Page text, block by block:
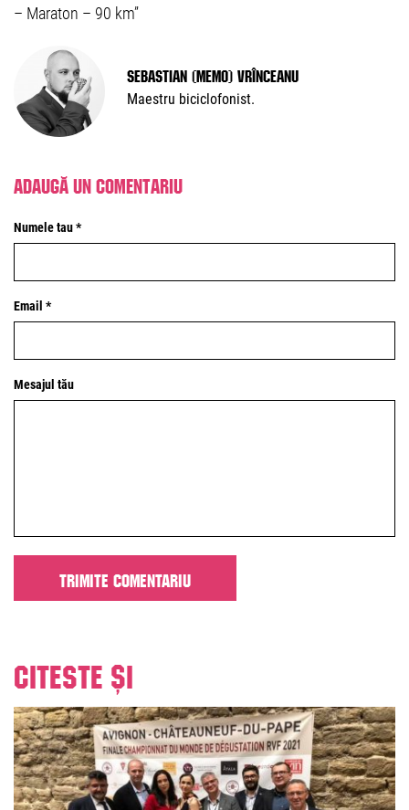
– Maraton – 90 km”
Sebastian (Memo) Vrînceanu
Maestru biciclofonist.
Adaugă un comentariu
Numele tau *
Email *
Mesajul tău
Citeste și